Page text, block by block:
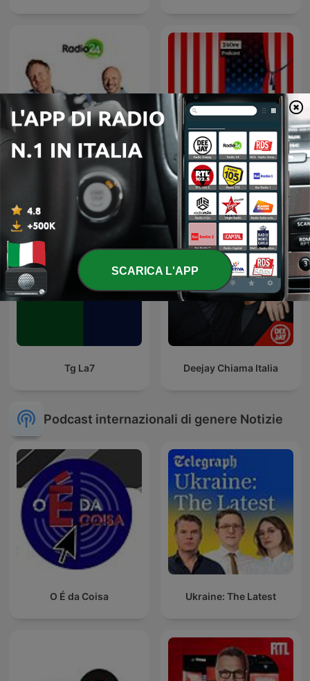
Uno, nessuno, 100Milan That's America
Tg La7 Deejay Chiama Italia
Podcast internazionali di genere Notizie
O É da Coisa Ukraine: The Latest
SCARICA L'APP